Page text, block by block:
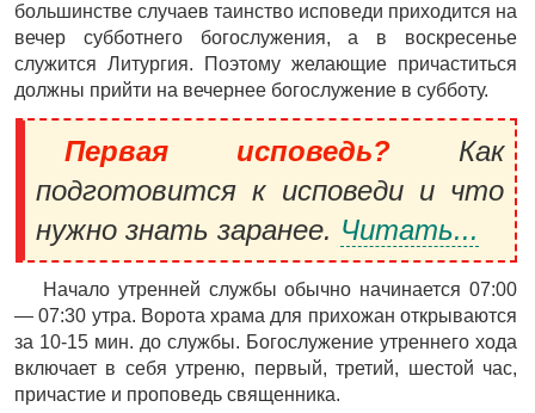
большинстве случаев таинство исповеди приходится на
вечер субботнего богослужения, а в воскресенье
служится Литургия. Поэтому желающие причаститься
должны прийти на вечернее богослужение в субботу.
Первая исповедь? Как
подготовится к исповеди и что
нужно знать заранее. Читать...
Начало утренней службы обычно начинается 07:00
— 07:30 утра. Ворота храма для прихожан открываются
за 10-15 мин. до службы. Богослужение утреннего хода
включает в себя утреню, первый, третий, шестой час,
причастие и проповедь священника.